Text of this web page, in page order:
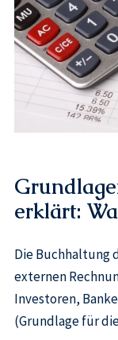
erklärt:
Die Buchhaltung
externen
Investoren,
(Grundlage für